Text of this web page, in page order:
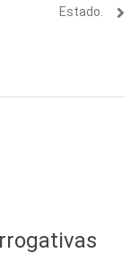
Estado.